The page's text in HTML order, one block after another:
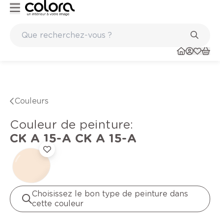
Couleurs
Couleur de peinture:
CK A 15-A CK A 15-A
Choisissez le bon type de peinture dans
cette couleur